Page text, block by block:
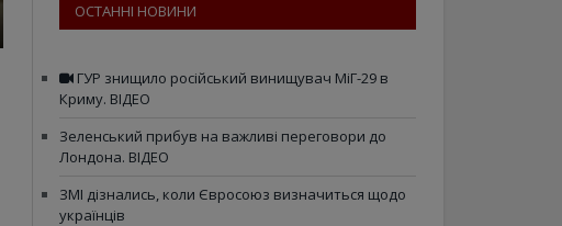
ОСТАННІ НОВИНИ
ГУР знищило російський винищувач МіГ-29 в
Криму. ВІДЕО
Зеленський прибув на важливі переговори до
Лондона. ВІДЕО
ЗМІ дізнались, коли Євросоюз визначиться щодо
українців